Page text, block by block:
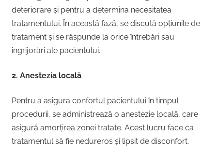
deteriorare și pentru a determina necesitatea
tratamentului. În această fază, se discută opțiunile de
tratament și se răspunde la orice întrebări sau
îngrijorări ale pacientului.
2. Anestezia locală
Pentru a asigura confortul pacientului în timpul
procedurii, se administrează o anestezie locală, care
asigură amorțirea zonei tratate. Acest lucru face ca
tratamentul să fie nedureros și lipsit de disconfort.